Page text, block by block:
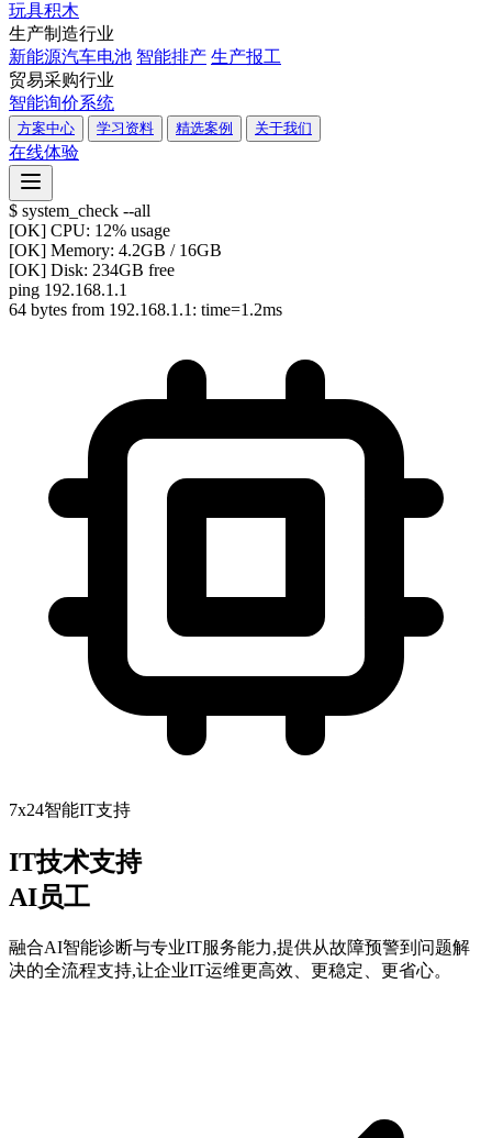
玩具积木
生产制造行业
新能源汽车电池 智能排产 生产报工
贸易采购行业
智能询价系统
方案中心 学习资料 精选案例 关于我们
在线体验
$ system_check --all
[OK] CPU: 12% usage
[OK] Memory: 4.2GB / 16GB
[OK] Disk: 234GB free
ping 192.168.1.1
64 bytes from 192.168.1.1: time=1.2ms
7x24智能IT支持
IT技术支持
AI员工
融合AI智能诊断与专业IT服务能力,提供从故障预警到问题解
决的全流程支持,让企业IT运维更高效、更稳定、更省心。